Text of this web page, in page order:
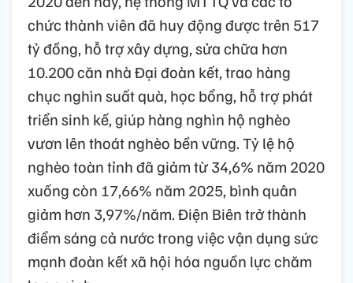
chức thành viên đã huy động được trên 517
tỷ đồng, hỗ trợ xây dựng, sửa chữa hơn
10.200 căn nhà Đại đoàn kết, trao hàng
chục nghìn suất quà, học bổng, hỗ trợ phát
triển sinh kế, giúp hàng nghìn hộ nghèo
vươn lên thoát nghèo bền vững. Tỷ lệ hộ
nghèo toàn tỉnh đã giảm từ 34,6% năm 2020
xuống còn 17,66% năm 2025, bình quân
giảm hơn 3,97%/năm. Điện Biên trở thành
điểm sáng cả nước trong việc vận dụng sức
mạnh đoàn kết xã hội hóa nguồn lực chăm